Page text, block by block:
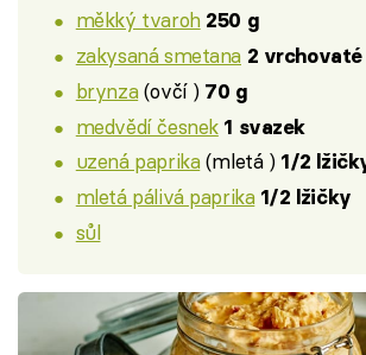
měkký tvaroh 250 g
zakysaná smetana 2 vrchovaté
brynza(ovčí ) 70 g
medvědí česnek 1 svazek
uzená paprika(mletá ) 1/2
mletá pálivá paprika 1/2 lžičky
sůl